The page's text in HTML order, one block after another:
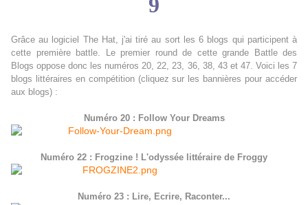
Grâce au logiciel The Hat, j'ai tiré au sort les 6 blogs qui participent à
cette première battle. Le premier round de cette grande Battle des
Blogs oppose donc les numéros 20, 22, 23, 36, 38, 43 et 47. Voici les 7
blogs littéraires en compétition (cliquez sur les bannières pour accéder
aux blogs) :
Numéro 20 : Follow Your Dreams
Numéro 22 : Frogzine ! L'odyssée littéraire de Froggy
Numéro 23 : Lire, Ecrire, Raconter...